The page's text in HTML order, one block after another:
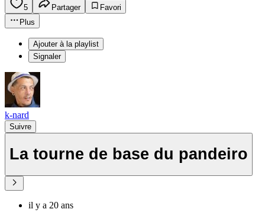
5 Partager
Favori
Plus
Ajouter à la playlist
Signaler
k-nard
Suivre
La tourne de base du pandeiro
il y a 20 ans